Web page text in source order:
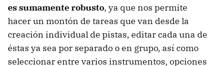
es sumamente robusto, ya que nos permite
hacer un montón de tareas que van desde la
creación individual de pistas, editar cada una de
éstas ya sea por separado o en grupo, así como
seleccionar entre varios instrumentos, opciones